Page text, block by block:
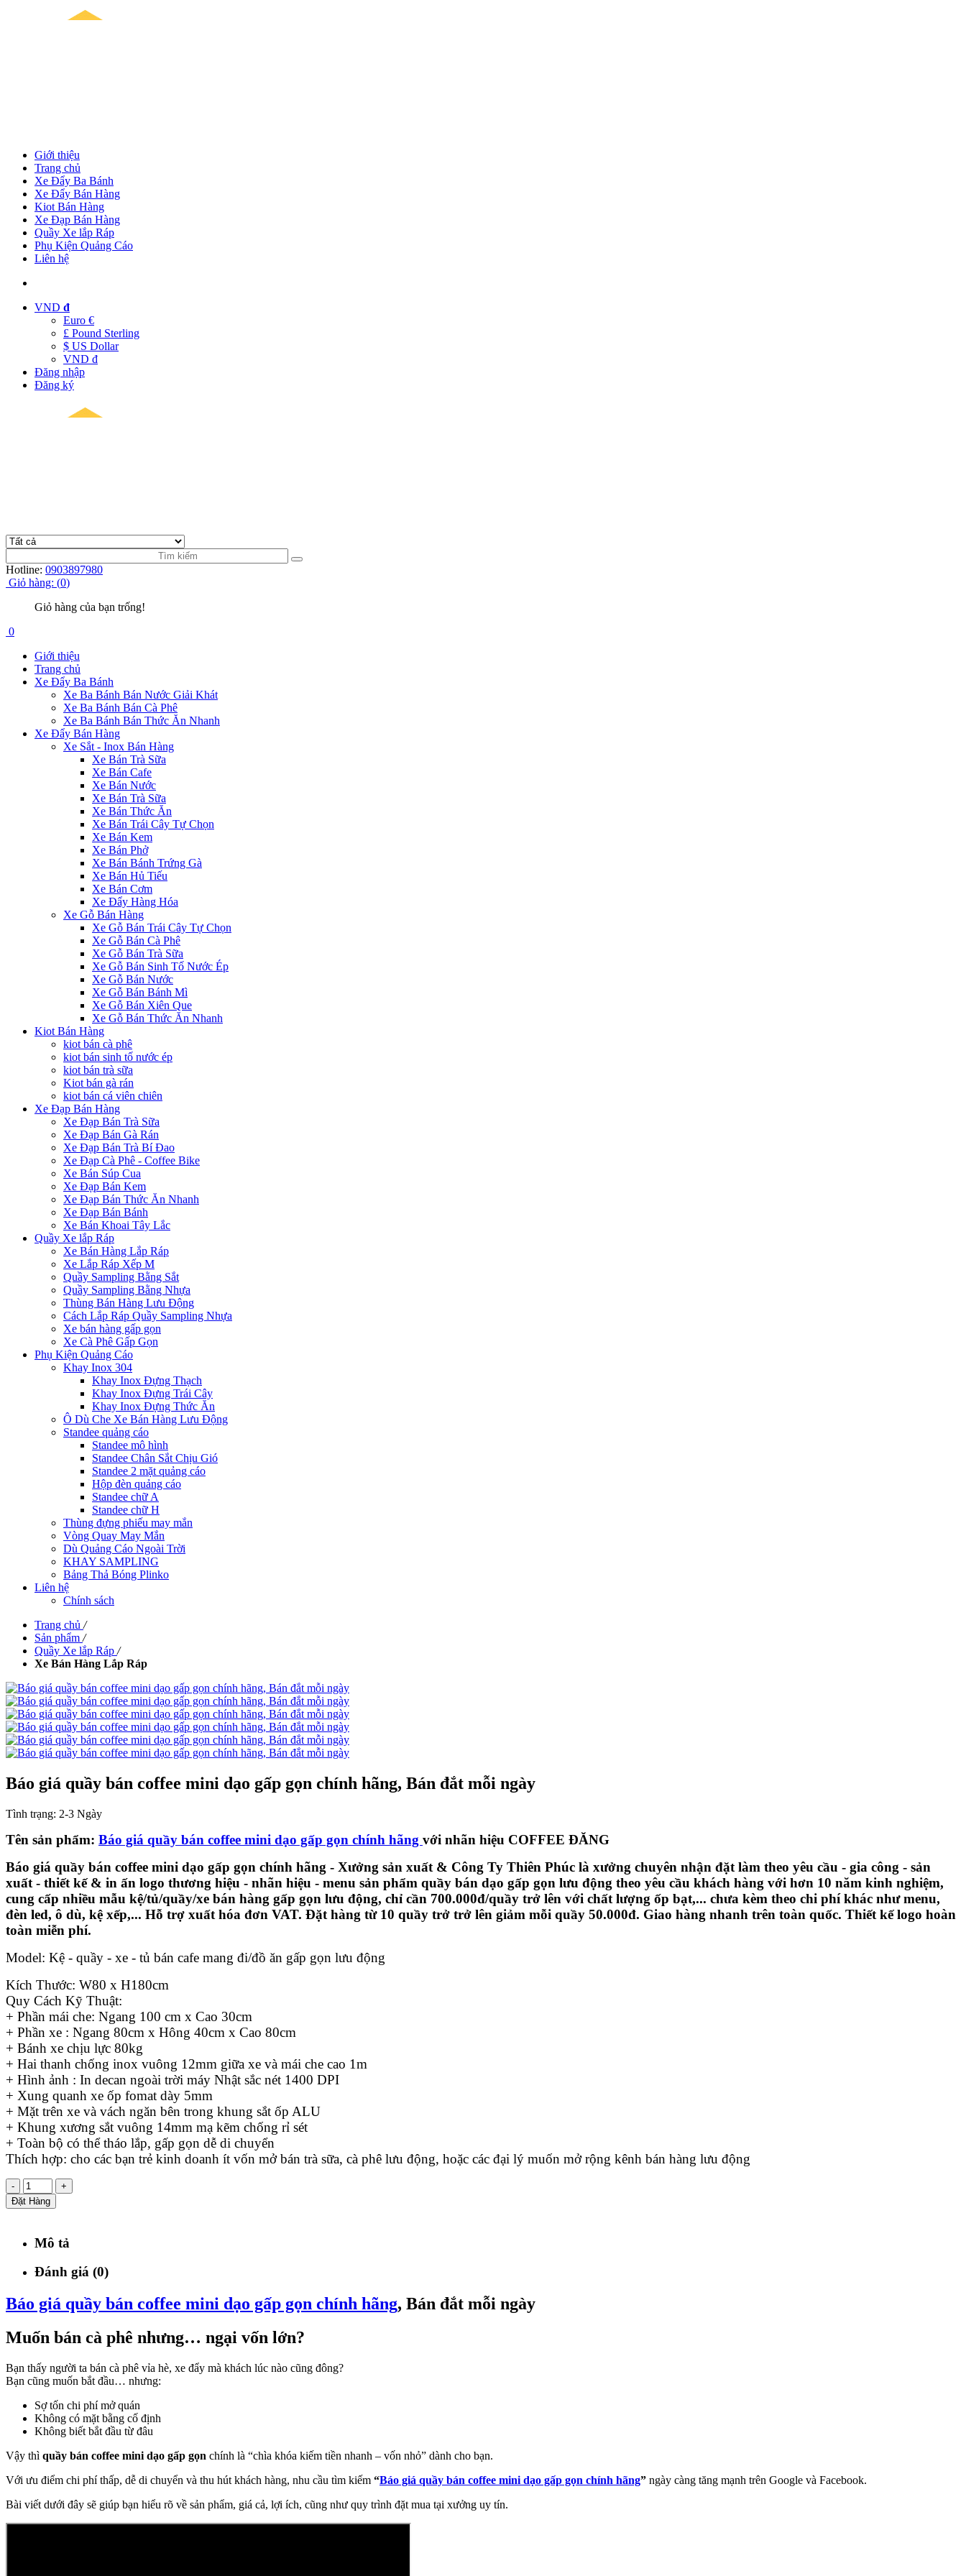
Giới thiệu
Trang chủ
Xe Đẩy Ba Bánh
Xe Đẩy Bán Hàng
Kiot Bán Hàng
Xe Đạp Bán Hàng
Quầy Xe lắp Ráp
Phụ Kiện Quảng Cáo
Liên hệ
VND đ
Euro €
£ Pound Sterling
$ US Dollar
VND đ
Đăng nhập
Đăng ký
Hotline: 0903897980
Giỏ hàng: (0)
Giỏ hàng của bạn trống!
0
Giới thiệu
Trang chủ
Xe Đẩy Ba Bánh
Xe Ba Bánh Bán Nước Giải Khát
Xe Ba Bánh Bán Cà Phê
Xe Ba Bánh Bán Thức Ăn Nhanh
Xe Đẩy Bán Hàng
Xe Sắt - Inox Bán Hàng
Xe Bán Trà Sữa
Xe Bán Cafe
Xe Bán Nước
Xe Bán Trà Sữa
Xe Bán Thức Ăn
Xe Bán Trái Cây Tự Chọn
Xe Bán Kem
Xe Bán Phở
Xe Bán Bánh Trứng Gà
Xe Bán Hủ Tiếu
Xe Bán Cơm
Xe Đẩy Hàng Hóa
Xe Gỗ Bán Hàng
Xe Gỗ Bán Trái Cây Tự Chọn
Xe Gỗ Bán Cà Phê
Xe Gỗ Bán Trà Sữa
Xe Gỗ Bán Sinh Tố Nước Ép
Xe Gỗ Bán Nước
Xe Gỗ Bán Bánh Mì
Xe Gỗ Bán Xiên Que
Xe Gỗ Bán Thức Ăn Nhanh
Kiot Bán Hàng
kiot bán cà phê
kiot bán sinh tố nước ép
kiot bán trà sữa
Kiot bán gà rán
kiot bán cá viên chiên
Xe Đạp Bán Hàng
Xe Đạp Bán Trà Sữa
Xe Đạp Bán Gà Rán
Xe Đạp Bán Trà Bí Đao
Xe Đạp Cà Phê - Coffee Bike
Xe Bán Súp Cua
Xe Đạp Bán Kem
Xe Đạp Bán Thức Ăn Nhanh
Xe Đạp Bán Bánh
Xe Bán Khoai Tây Lắc
Quầy Xe lắp Ráp
Xe Bán Hàng Lắp Ráp
Xe Lắp Ráp Xếp M
Quầy Sampling Bằng Sắt
Quầy Sampling Bằng Nhựa
Thùng Bán Hàng Lưu Động
Cách Lắp Ráp Quầy Sampling Nhựa
Xe bán hàng gấp gọn
Xe Cà Phê Gấp Gọn
Phụ Kiện Quảng Cáo
Khay Inox 304
Khay Inox Đựng Thạch
Khay Inox Đựng Trái Cây
Khay Inox Đựng Thức Ăn
Ô Dù Che Xe Bán Hàng Lưu Động
Standee quảng cáo
Standee mô hình
Standee Chân Sắt Chịu Gió
Standee 2 mặt quảng cáo
Hộp đèn quảng cáo
Standee chữ A
Standee chữ H
Thùng đựng phiếu may mắn
Vòng Quay May Mắn
Dù Quảng Cáo Ngoài Trời
KHAY SAMPLING
Bảng Thả Bóng Plinko
Liên hệ
Chính sách
Trang chủ /
Sản phẩm /
Quầy Xe lắp Ráp /
Xe Bán Hàng Lắp Ráp
Báo giá quầy bán coffee mini dạo gấp gọn chính hãng, Bán đắt mỗi ngày
Tình trạng: 2-3 Ngày
Tên sản phẩm: Báo giá quầy bán coffee mini dạo gấp gọn chính hãng với nhãn hiệu COFFEE ĐĂNG
Báo giá quầy bán coffee mini dạo gấp gọn chính hãng - Xưởng sản xuất & Công Ty Thiên Phúc là xưởng chuyên nhận đặt làm theo yêu cầu - gia công - sản
xuất - thiết kế & in ấn logo thương hiệu - nhãn hiệu - menu sản phẩm quầy bán dạo gấp gọn lưu động theo yêu cầu khách hàng với hơn 10 năm kinh nghiệm,
cung cấp nhiều mẫu kệ/tủ/quầy/xe bán hàng gấp gọn lưu động, chỉ cần 700.000đ/quầy trở lên với chất lượng ốp bạt,... chưa kèm theo chi phí khác như menu,
đèn led, ô dù, kệ xếp,... Hỗ trợ xuất hóa đơn VAT. Đặt hàng từ 10 quầy trở trở lên giảm mỗi quầy 50.000đ. Giao hàng nhanh trên toàn quốc. Thiết kế logo hoàn
toàn miễn phí.
Model: Kệ - quầy - xe - tủ bán cafe mang đi/đồ ăn gấp gọn lưu động
Kích Thước: W80 x H180cm
Quy Cách Kỹ Thuật:
+ Phần mái che: Ngang 100 cm x Cao 30cm
+ Phần xe : Ngang 80cm x Hông 40cm x Cao 80cm
+ Bánh xe chịu lực 80kg
+ Hai thanh chống inox vuông 12mm giữa xe và mái che cao 1m
+ Hình ảnh : In decan ngoài trời máy Nhật sắc nét 1400 DPI
+ Xung quanh xe ốp fomat dày 5mm
+ Mặt trên xe và vách ngăn bên trong khung sắt ốp ALU
+ Khung xương sắt vuông 14mm mạ kẽm chống rỉ sét
+ Toàn bộ có thể tháo lắp, gấp gọn dễ di chuyển
Thích hợp: cho các bạn trẻ kinh doanh ít vốn mở bán trà sữa, cà phê lưu động, hoặc các đại lý muốn mở rộng kênh bán hàng lưu động
-
+
Đặt Hàng
Mô tả
Đánh giá (0)
Báo giá quầy bán coffee mini dạo gấp gọn chính hãng, Bán đắt mỗi ngày
Muốn bán cà phê nhưng… ngại vốn lớn?
Bạn thấy người ta bán cà phê vỉa hè, xe đẩy mà khách lúc nào cũng đông?
Bạn cũng muốn bắt đầu… nhưng:
Sợ tốn chi phí mở quán
Không có mặt bằng cố định
Không biết bắt đầu từ đâu
Vậy thì quầy bán coffee mini dạo gấp gọn chính là “chìa khóa kiếm tiền nhanh – vốn nhỏ” dành cho bạn.
Với ưu điểm chi phí thấp, dễ di chuyển và thu hút khách hàng, nhu cầu tìm kiếm “Báo giá quầy bán coffee mini dạo gấp gọn chính hãng” ngày càng tăng mạnh trên Google và Facebook.
Bài viết dưới đây sẽ giúp bạn hiểu rõ về sản phẩm, giá cả, lợi ích, cũng như quy trình đặt mua tại xưởng uy tín.